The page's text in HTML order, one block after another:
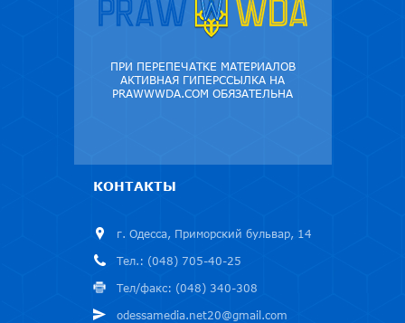
ПРИ ПЕРЕПЕЧАТКЕ МАТЕРИАЛОВ
АКТИВНАЯ ГИПЕРССЫЛКА НА
PRAWWWDA.COM ОБЯЗАТЕЛЬНА
КОНТАКТЫ
г. Одесса, Приморский бульвар, 14
Тел.: (048) 705-40-25
Тел/факс: (048) 340-308
odessamedia.net20@gmail.com